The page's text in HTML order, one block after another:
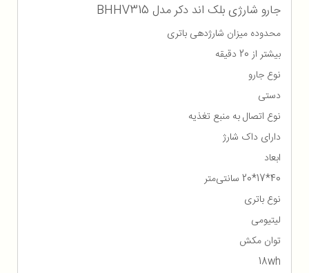
جارو شارژی بلک اند دکر مدل BHHV315
محدوده میزان شارژدهی باتری
بیشتر از 20 دقیقه
نوع جارو
دستی
نوع اتصال به منبع تغذیه
دارای داک شارژ
ابعاد
40*17*20 سانتی‌متر
نوع باتری
لیتیومی
توان مکش
18wh